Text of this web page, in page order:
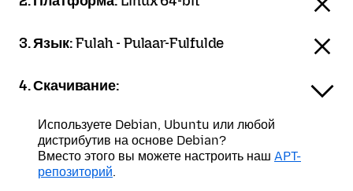
3. Язык:Fulah - Pulaar-Fulfulde
4. Скачивание:
Используете Debian, Ubuntu или любой
дистрибутив на основе Debian?
Вместо этого вы можете настроить наш APT-
репозиторий.